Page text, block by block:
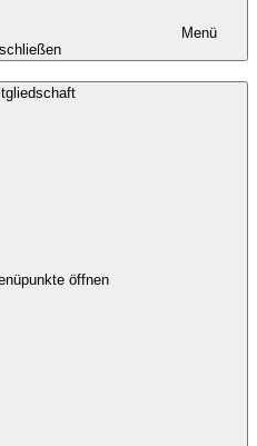
Menü
schließen
öffnen